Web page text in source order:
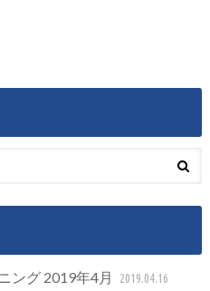
ング 2019年4月 2019.04.16